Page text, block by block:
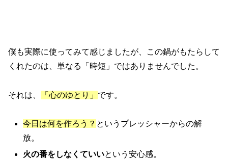
僕も実際に使ってみて感じましたが、この鍋がもたらして
くれたのは、単なる「時短」ではありませんでした。
それは、 「心のゆとり」 です。
今日は何を作ろう？ というプレッシャーからの解
放。
火の番をしなくていいという安心感。